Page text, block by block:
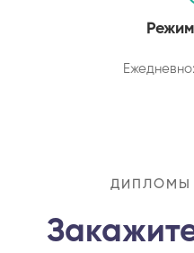
ДИПЛОМЫ